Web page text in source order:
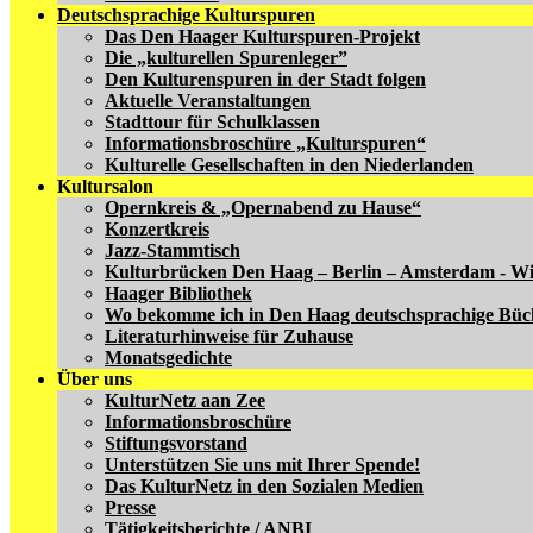
Deutschsprachige Kulturspuren
Das Den Haager Kulturspuren-Projekt
Die „kulturellen Spurenleger”
Den Kulturenspuren in der Stadt folgen
Aktuelle Veranstaltungen
Stadttour für Schulklassen
Informationsbroschüre „Kulturspuren“
Kulturelle Gesellschaften in den Niederlanden
Kultursalon
Opernkreis & „Opernabend zu Hause“
Konzertkreis
Jazz-Stammtisch
Kulturbrücken Den Haag – Berlin – Amsterdam -
Haager Bibliothek
Wo bekomme ich in Den Haag deutschsprachige
Literaturhinweise für Zuhause
Monatsgedichte
Über uns
KulturNetz aan Zee
Informationsbroschüre
Stiftungsvorstand
Unterstützen Sie uns mit Ihrer Spende!
Das KulturNetz in den Sozialen Medien
Presse
Tätigkeitsberichte / ANBI